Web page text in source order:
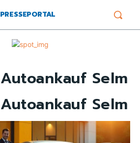
PRESSEPORTAL
Autoankauf Selm
Autoankauf Selm